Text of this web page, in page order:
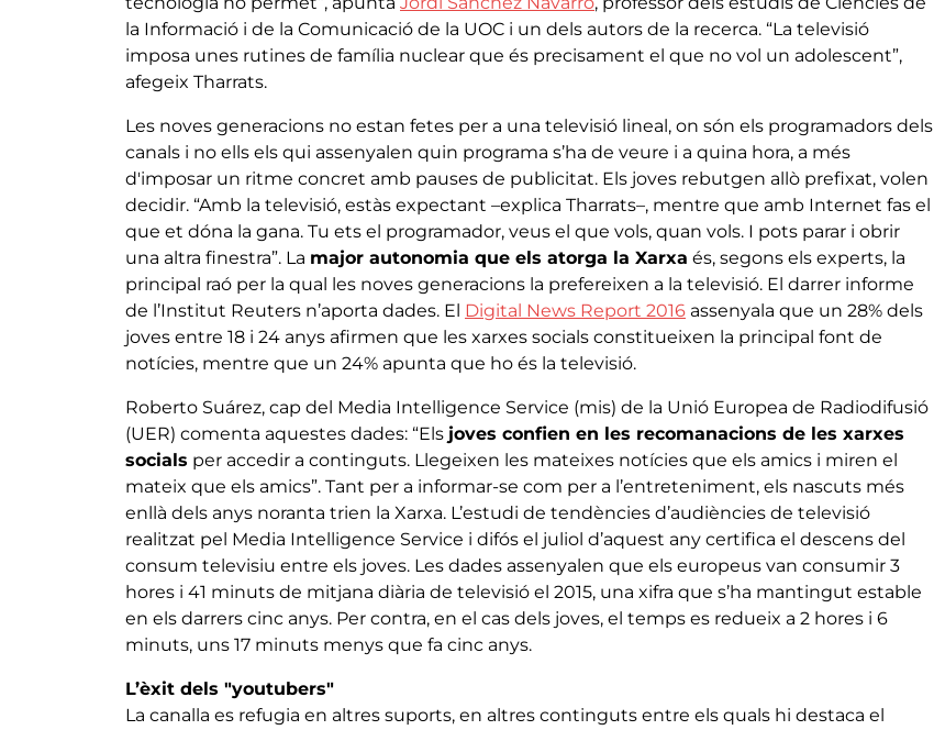
la Informació i de la Comunicació de la UOC i un dels autors de la recerca. “La televisió
imposa unes rutines de família nuclear que és precisament el que no vol un adolescent”,
afegeix Tharrats.
Les noves generacions no estan fetes per a una televisió lineal, on són els programadors dels
canals i no ells els qui assenyalen quin programa s’ha de veure i a quina hora, a més
d'imposar un ritme concret amb pauses de publicitat. Els joves rebutgen allò prefixat, volen
decidir. “Amb la televisió, estàs expectant –explica Tharrats–, mentre que amb Internet fas el
que et dóna la gana. Tu ets el programador, veus el que vols, quan vols. I pots parar i obrir
una altra finestra”. La major autonomia que els atorga la Xarxa és, segons els experts, la
principal raó per la qual les noves generacions la prefereixen a la televisió. El darrer informe
de l’Institut Reuters n’aporta dades. El Digital News Report 2016 assenyala que un 28% dels
joves entre 18 i 24 anys afirmen que les xarxes socials constitueixen la principal font de
notícies, mentre que un 24% apunta que ho és la televisió.
Roberto Suárez, cap del Media Intelligence Service (mis) de la Unió Europea de Radiodifusió
(UER) comenta aquestes dades: “Els joves confien en les recomanacions de les xarxes
socials per accedir a continguts. Llegeixen les mateixes notícies que els amics i miren el
mateix que els amics”. Tant per a informar-se com per a l’entreteniment, els nascuts més
enllà dels anys noranta trien la Xarxa. L’estudi de tendències d’audiències de televisió
realitzat pel Media Intelligence Service i difós el juliol d’aquest any certifica el descens del
consum televisiu entre els joves. Les dades assenyalen que els europeus van consumir 3
hores i 41 minuts de mitjana diària de televisió el 2015, una xifra que s’ha mantingut estable
en els darrers cinc anys. Per contra, en el cas dels joves, el temps es redueix a 2 hores i 6
minuts, uns 17 minuts menys que fa cinc anys.
L’èxit dels "youtubers"
La canalla es refugia en altres suports, en altres continguts entre els quals hi destaca el